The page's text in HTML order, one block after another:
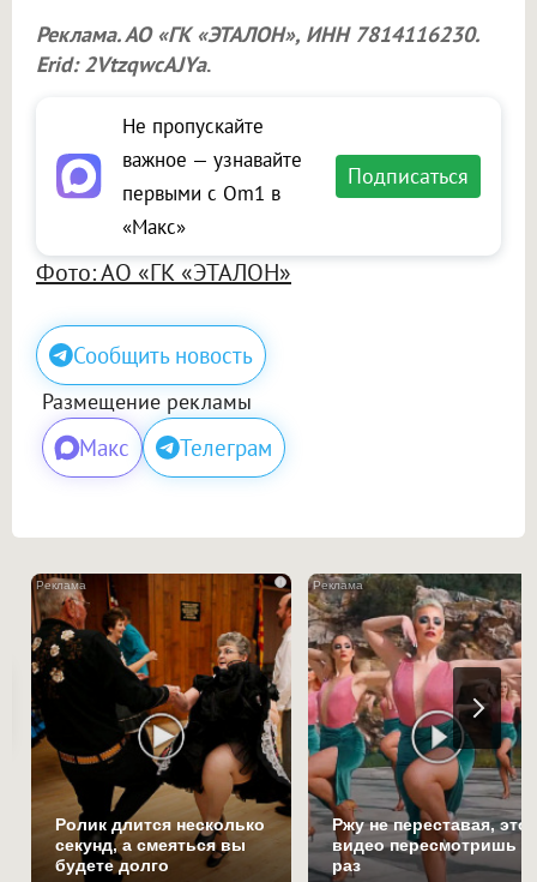
Реклама. АО «ГК «ЭТАЛОН», ИНН 7814116230.
Erid: 2VtzqwcAJYa.
Не пропускайте
важное — узнавайте
первыми с Om1 в
«Макс»
Подписаться
Фото: АО «ГК «ЭТАЛОН»
Сообщить новость
Размещение рекламы
Макс Телеграм
i
Ролик длится несколько
секунд, а смеяться вы
будете долго
Ржу не переставая, это
видео пересмотришь
раз